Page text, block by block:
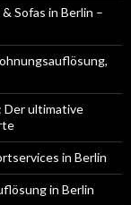
Sofas in Berlin –
Der ultimative
in Berlin
in Berlin